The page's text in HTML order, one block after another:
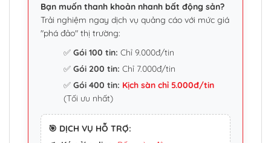
Bạn muốn thanh khoản nhanh bất động sản?
Trải nghiệm ngay dịch vụ quảng cáo với mức giá
"phá đảo" thị trường:
✅Gói 100 tin: Chỉ 9.000đ/tin
✅Gói 200 tin: Chỉ 7.000đ/tin
✅Gói 400 tin: Kịch sàn chỉ 5.000đ/tin
(Tối ưu nhất)
🎯 DỊCH VỤ HỖ TRỢ: